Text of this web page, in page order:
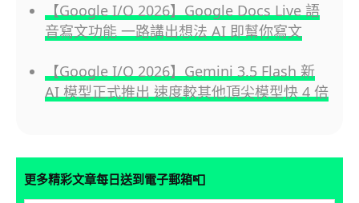
【Google I/O 2026】Google Docs Live 語
音寫文功能 一路講出想法 AI 即幫你寫文
【Google I/O 2026】Gemini 3.5 Flash 新
AI 模型正式推出 速度較其他頂尖模型快 4 倍
更多精彩文章每日送到電子郵箱📮